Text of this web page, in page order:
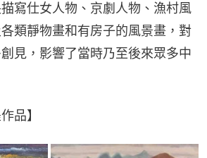
寫仕女人物、京劇人物、漁村風
類靜物畫和有房子的風景畫，對
見，影響了當時乃至後來眾多中
品】